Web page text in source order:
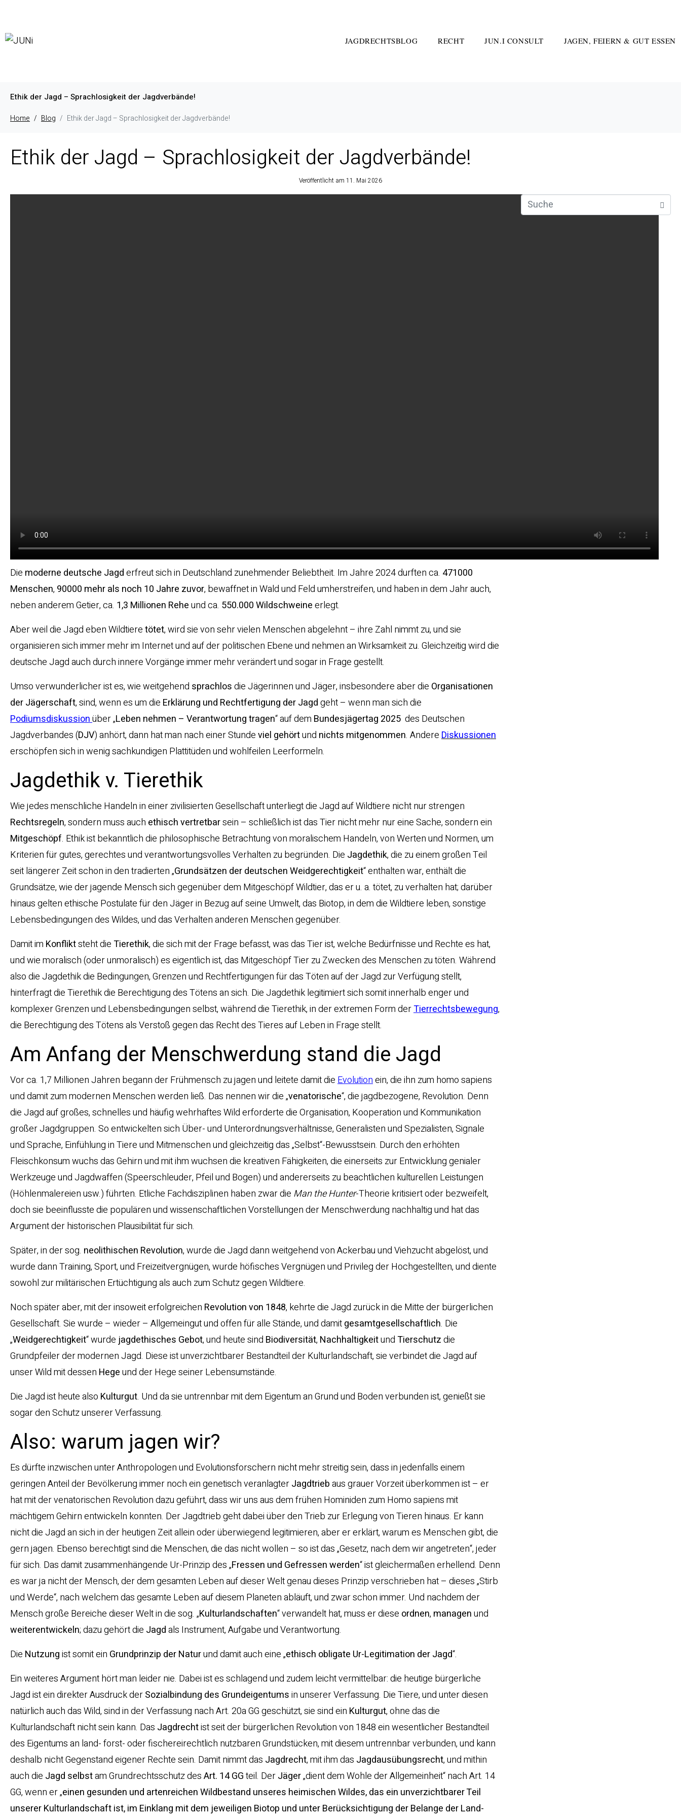
JAGDRECHTSBLOG RECHT JUN.I CONSULT JAGEN, FEIERN & GUT ESSEN
Ethik der Jagd – Sprachlosigkeit der Jagdverbände!
Home Blog Ethik der Jagd – Sprachlosigkeit der Jagdverbände!
Ethik der Jagd – Sprachlosigkeit der Jagdverbände!
Veröffentlicht am 11. Mai 2026
Die moderne deutsche Jagderfreut sich in Deutschland zunehmender Beliebtheit. Im Jahre 2024 durften ca. 471000
Menschen, 90000 mehr als noch 10 Jahre zuvor, bewaffnet in Wald und Feld umherstreifen, und haben in dem Jahr auch,
neben anderem Getier, ca. 1,3 Millionen Reheund ca. 550.000 Wildschweineerlegt.
Aber weil die Jagd eben Wildtieretötet, wird sie von sehr vielen Menschen abgelehnt – ihre Zahl nimmt zu, und sie
organisieren sich immer mehr im Internet und auf der politischen Ebene und nehmen an Wirksamkeit zu. Gleichzeitig wird die
deutsche Jagd auch durch innere Vorgänge immer mehr verändert und sogar in Frage gestellt.
Umso verwunderlicher ist es, wie weitgehend sprachlosdie Jägerinnen und Jäger, insbesondere aber die Organisationen
der Jägerschaft, sind, wenn es um die Erklärung und Rechtfertigung der Jagdgeht – wenn man sich die
Podiumsdiskussionüber „Leben nehmen – Verantwortung tragen“ auf dem Bundesjägertag 2025 des Deutschen
Jagdverbandes (DJV) anhört, dann hat man nach einer Stundeviel gehörtund nichts mitgenommen. AndereDiskussionen
erschöpfen sich in wenig sachkundigen Plattitüden und wohlfeilen Leerformeln.
Jagdethik v. Tierethik
Wie jedes menschliche Handeln in einer zivilisierten Gesellschaft unterliegt die Jagd auf Wildtiere nicht nur strengen
Rechtsregeln, sondern muss auch ethisch vertretbarsein – schließlich ist das Tier nicht mehr nur eine Sache, sondern ein
Mitgeschöpf. Ethik ist bekanntlich die philosophische Betrachtung von moralischem Handeln, von Werten und Normen, um
Kriterien für gutes, gerechtes und verantwortungsvolles Verhalten zu begründen. Die Jagdethik, die zu einem großen Teil
seit längerer Zeit schon in den tradierten „Grundsätzen der deutschen Weidgerechtigkeit“ enthalten war, enthält die
Grundsätze, wie der jagende Mensch sich gegenüber dem Mitgeschöpf Wildtier, das er u. a. tötet, zu verhalten hat; darüber
hinaus gelten ethische Postulate für den Jäger in Bezug auf seine Umwelt, das Biotop, in dem die Wildtiere leben, sonstige
Lebensbedingungen des Wildes, und das Verhalten anderen Menschen gegenüber.
Damit im Konfliktsteht dieTierethik, die sich mit der Frage befasst, was das Tier ist, welche Bedürfnisse und Rechte es hat,
und wie moralisch (oder unmoralisch) es eigentlich ist, das Mitgeschöpf Tier zu Zwecken des Menschen zu töten. Während
also die Jagdethik die Bedingungen, Grenzen und Rechtfertigungen für das Töten auf der Jagd zur Verfügung stellt,
hinterfragt die Tierethik die Berechtigung des Tötens an sich. Die Jagdethik legitimiert sich somit innerhalb enger und
komplexer Grenzen und Lebensbedingungen selbst, während die Tierethik, in der extremen Form derTierrechtsbewegung,
die Berechtigung des Tötens als Verstoß gegen das Recht des Tieres auf Leben in Frage stellt.
Am Anfang der Menschwerdung stand die Jagd
Vor ca. 1,7 Millionen Jahren begann der Frühmensch zu jagen und leitete damit dieEvolutionein, die ihn zum homo sapiens
und damit zum modernen Menschen werden ließ. Das nennen wir die „venatorische“, die jagdbezogene, Revolution. Denn
die Jagd auf großes, schnelles und häufig wehrhaftes Wild erforderte die Organisation, Kooperation und Kommunikation
großer Jagdgruppen. So entwickelten sich Über- und Unterordnungsverhältnisse, Generalisten und Spezialisten, Signale
und Sprache, Einfühlung in Tiere und Mitmenschen und gleichzeitig das „Selbst“-Bewusstsein. Durch den erhöhten
Fleischkonsum wuchs das Gehirn und mit ihm wuchsen die kreativen Fähigkeiten, die einerseits zur Entwicklung genialer
Werkzeuge und Jagdwaffen (Speerschleuder, Pfeil und Bogen) und andererseits zu beachtlichen kulturellen Leistungen
(Höhlenmalereien usw.) führten. Etliche Fachdisziplinen haben zwar die Man the Hunter-Theorie kritisiert oder bezweifelt,
doch sie beeinflusste die populären und wissenschaftlichen Vorstellungen der Menschwerdung nachhaltig und hat das
Argument der historischen Plausibilität für sich.
Später, in der sog. neolithischen Revolution, wurde die Jagd dann weitgehend von Ackerbau und Viehzucht abgelöst, und
wurde dann Training, Sport, und Freizeitvergnügen, wurde höfisches Vergnügen und Privileg der Hochgestellten, und diente
sowohl zur militärischen Ertüchtigung als auch zum Schutz gegen Wildtiere.
Noch später aber, mit der insoweit erfolgreichen Revolution von 1848, kehrte die Jagd zurück in die Mitte der bürgerlichen
Gesellschaft. Sie wurde – wieder – Allgemeingut und offen für alle Stände, und damitgesamtgesellschaftlich. Die
„Weidgerechtigkeit“ wurde jagdethisches Gebot, und heute sind Biodiversität, NachhaltigkeitundTierschutzdie
Grundpfeiler der modernen Jagd. Diese ist unverzichtbarer Bestandteil der Kulturlandschaft, sie verbindet die Jagd auf
unser Wild mit dessen Hegeund der Hege seiner Lebensumstände.
Die Jagd ist heute also Kulturgut. Und da sie untrennbar mit dem Eigentum an Grund und Boden verbunden ist, genießt sie
sogar den Schutz unserer Verfassung.
Also: warum jagen wir?
Es dürfte inzwischen unter Anthropologen und Evolutionsforschern nicht mehr streitig sein, dass in jedenfalls einem
geringen Anteil der Bevölkerung immer noch ein genetisch veranlagterJagdtriebaus grauer Vorzeit überkommen ist – er
hat mit der venatorischen Revolution dazu geführt, dass wir uns aus dem frühen Hominiden zum Homo sapiens mit
mächtigem Gehirn entwickeln konnten. Der Jagdtrieb geht dabei über den Trieb zur Erlegung von Tieren hinaus. Er kann
nicht die Jagd an sich in der heutigen Zeit allein oder überwiegend legitimieren, aber er erklärt, warum es Menschen gibt, die
gern jagen. Ebenso berechtigt sind die Menschen, die das nicht wollen – so ist das „Gesetz, nach dem wir angetreten“, jeder
für sich. Das damit zusammenhängende Ur-Prinzip des „Fressen und Gefressen werden“ ist gleichermaßen erhellend. Denn
es war ja nicht der Mensch, der dem gesamten Leben auf dieser Welt genau dieses Prinzip verschrieben hat – dieses „Stirb
und Werde“, nach welchem das gesamte Leben auf diesem Planeten abläuft, und zwar schon immer. Und nachdem der
Mensch große Bereiche dieser Welt in die sog. „Kulturlandschaften“ verwandelt hat, muss er diese ordnen, managenund
weiterentwickeln; dazu gehört die Jagdals Instrument, Aufgabe und Verantwortung.
Die Nutzungist somit ein Grundprinzip der Naturund damit auch eine „ethisch obligate Ur-Legitimation der Jagd“.
Ein weiteres Argument hört man leider nie. Dabei ist es schlagend und zudem leicht vermittelbar: die heutige bürgerliche
Jagd ist ein direkter Ausdruck derSozialbindung des Grundeigentumsin unserer Verfassung. Die Tiere, und unter diesen
natürlich auch das Wild, sind in der Verfassung nach Art. 20a GG geschützt, sie sind ein Kulturgut, ohne das die
Kulturlandschaft nicht sein kann. Das Jagdrechtist seit der bürgerlichen Revolution von 1848 ein wesentlicher Bestandteil
des Eigentums an land- forst- oder fischereirechtlich nutzbaren Grundstücken, mit diesem untrennbar verbunden, und kann
deshalb nicht Gegenstand eigener Rechte sein. Damit nimmt das Jagdrecht, mit ihm das Jagdausübungsrecht, und mithin
auch die Jagd selbstam Grundrechtsschutz desArt. 14 GGteil. DerJäger„dient dem Wohle der Allgemeinheit“ nach Art. 14
GG, wenn er „einen gesunden und artenreichen Wildbestand unseres heimischen Wildes, das ein unverzichtbarer Teil
unserer Kulturlandschaft ist, im Einklang mit dem jeweiligen Biotop und unter Berücksichtigung der Belange der Land-